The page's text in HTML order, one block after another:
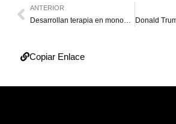
ANTERIOR
Desarrollan terapia en monos para tratar el VIH
Copiar Enlace